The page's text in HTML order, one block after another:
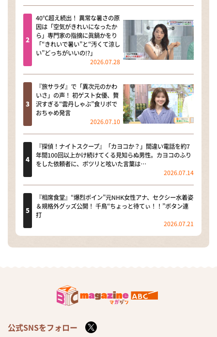
ポツンと一軒家
ザキ山小屋本館
ぺこぱのまるスポ
アナ回覧板
40℃超え続出！ 異常な暑さの原
因は「空気がきれいになったか
ら」専門家の指摘に眞鍋かをり
「“きれいで暑い”と“汚くて涼し
い”どっちがいいの!?」
2026.07.28
『旅サラダ』で「異次元のかわ
いさ」の声！ 初ゲスト女優、贅
沢すぎる“雲丹しゃぶ”食リポで
おちゃめ発言
2026.07.10
『探偵！ナイトスクープ』「カヨコか？」間違い電話を約7
年間100回以上かけ続けてくる見知らぬ男性。カヨコのふり
をした依頼者に、ポツリと呟いた言葉は…
2026.07.14
『相席食堂』“爆烈ボイン”元NHK女性アナ、セクシー水着姿
＆規格外グッズ公開！ 千鳥“ちょっと待てぃ！！”ボタン連
打
2026.07.21
公式SNSをフォロー